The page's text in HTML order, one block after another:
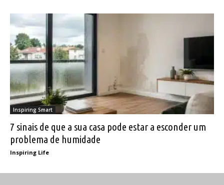
Inspiring Smart
7 sinais de que a sua casa pode estar a esconder um
problema de humidade
Inspiring Life